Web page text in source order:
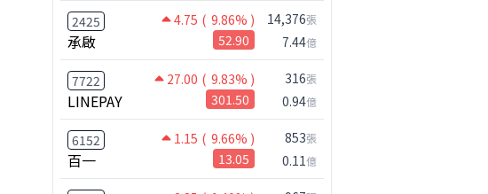
2425 4.75 ( 9.86% )
承啟 52.90
14,376張
7.44億
7722 27.00 ( 9.83% )
LINEPAY 301.50
316張
0.94億
6152 1.15 ( 9.66% )
百一 13.05
853張
0.11億